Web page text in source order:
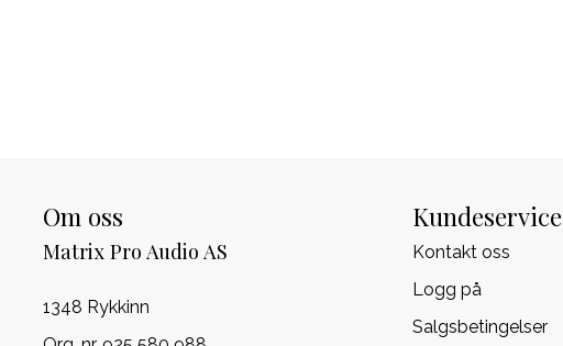
Om oss
Matrix Pro Audio AS
1348 Rykkinn
Kundeservice
Kontakt oss
Logg på
Salgsbetingelser